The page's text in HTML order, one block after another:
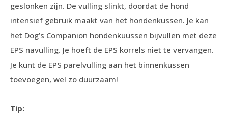
geslonken zijn. De vulling slinkt, doordat de hond
intensief gebruik maakt van het hondenkussen. Je kan
het Dog’s Companion hondenkuussen bijvullen met deze
EPS navulling. Je hoeft de EPS korrels niet te vervangen.
Je kunt de EPS parelvulling aan het binnenkussen
toevoegen, wel zo duurzaam!
Tip: